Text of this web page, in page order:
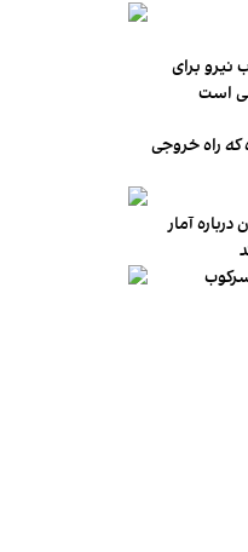
نیرو برای
است
که راه خروجی
آمار